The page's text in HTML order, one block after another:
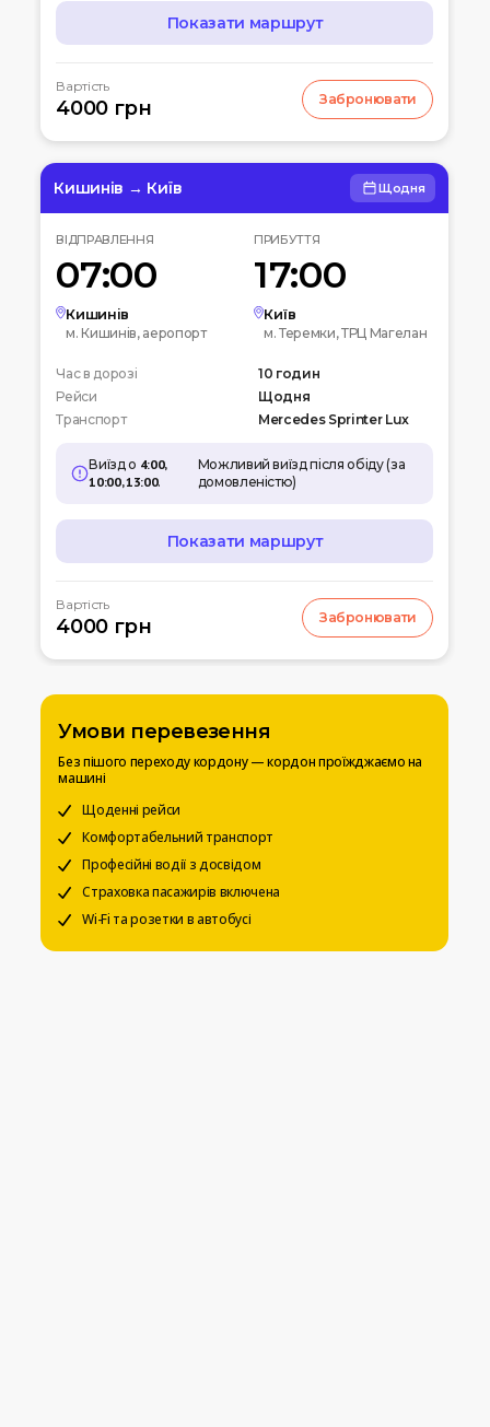
Показати маршрут
07:00 Чернігів
Автостанція
10:00Київ
Вокзальна пл. 4
Біла церква
Вул. Леваневського
15:00
Автовокзал
Аеропорт
Вартість
4000 грн Забронювати
Кишинів → Київ Щодня
ВІДПРАВЛЕННЯ
07:00
Кишинів
м. Кишинів, аеропорт
ПРИБУТТЯ
17:00
Київ
м. Теремки, ТРЦ Магелан
Транспорт Mercedes Sprinter Lux
Час в дорозі
10 годин
Рейси
Щодня
Виїзд о 4:00,
10:00, 13:00.
Можливий виїзд після обіду (за
домовленістю)
Показати маршрут
07:00 Кишинів
м.Кишинів, аеропорт
Вул. Леваневського
15:00Київ
Вокзальна пл. 4
20:00 Чернігів
Автостанція
Вартість
4000 грн Забронювати
Умови перевезення
Без пішого переходу кордону — кордон проїжджаємо на
машині
Щоденні рейси
Комфортабельний транспорт
Професійні водії з досвідом
Страховка пасажирів включена
Wi-Fi та розетки в автобусі